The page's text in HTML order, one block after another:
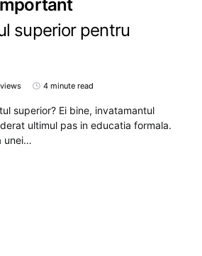
superior pentru
4 minute read
superior? Ei bine, invatamantul
ultimul pas in educatia formala.
unei…